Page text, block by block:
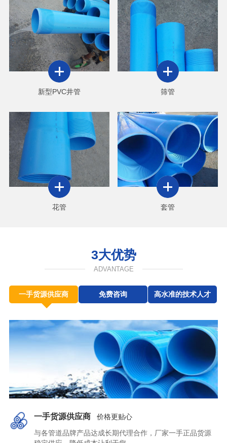
新型PVC井管 筛管
花管 套管
3大优势
ADVANTAGE
一手货源供应商 免费咨询 高水准的技术人才
一手货源供应商
价格更贴心
与各管道品牌产品达成长期代理合作，厂家一手正品货源